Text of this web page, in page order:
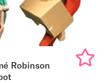
Robinson